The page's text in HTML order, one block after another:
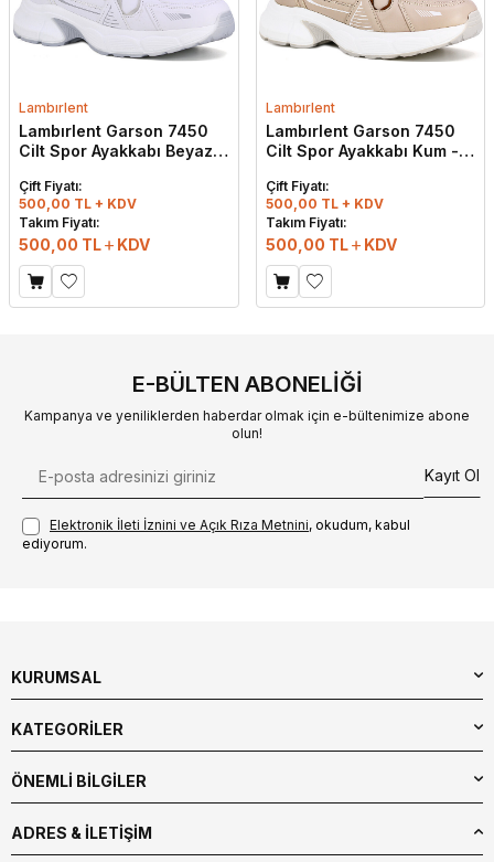
Lambırlent
Lambırlent Garson 7450
Cilt Spor Ayakkabı Beyaz -
Çift Fiyatı:
500,00 TL + KDV
Takım Fiyatı:
500,00 TL KDV
Lambırlent
Lambırlent Garson 7450
Cilt Spor Ayakkabı Kum -
Çift Fiyatı:
500,00 TL + KDV
Takım Fiyatı:
500,00 TL KDV
E-BÜLTEN ABONELIĞI
Kampanya ve yeniliklerden haberdar olmak için e-bültenimize abone
olun!
Kayıt Ol
Elektronik İleti İzni‌ni ve Açık Rıza Metni‌ni, okudum, kabul
ediyorum.
KURUMSAL
KATEGORİLER
ÖNEMLİ BİLGİLER
ADRES & İLETIŞIM